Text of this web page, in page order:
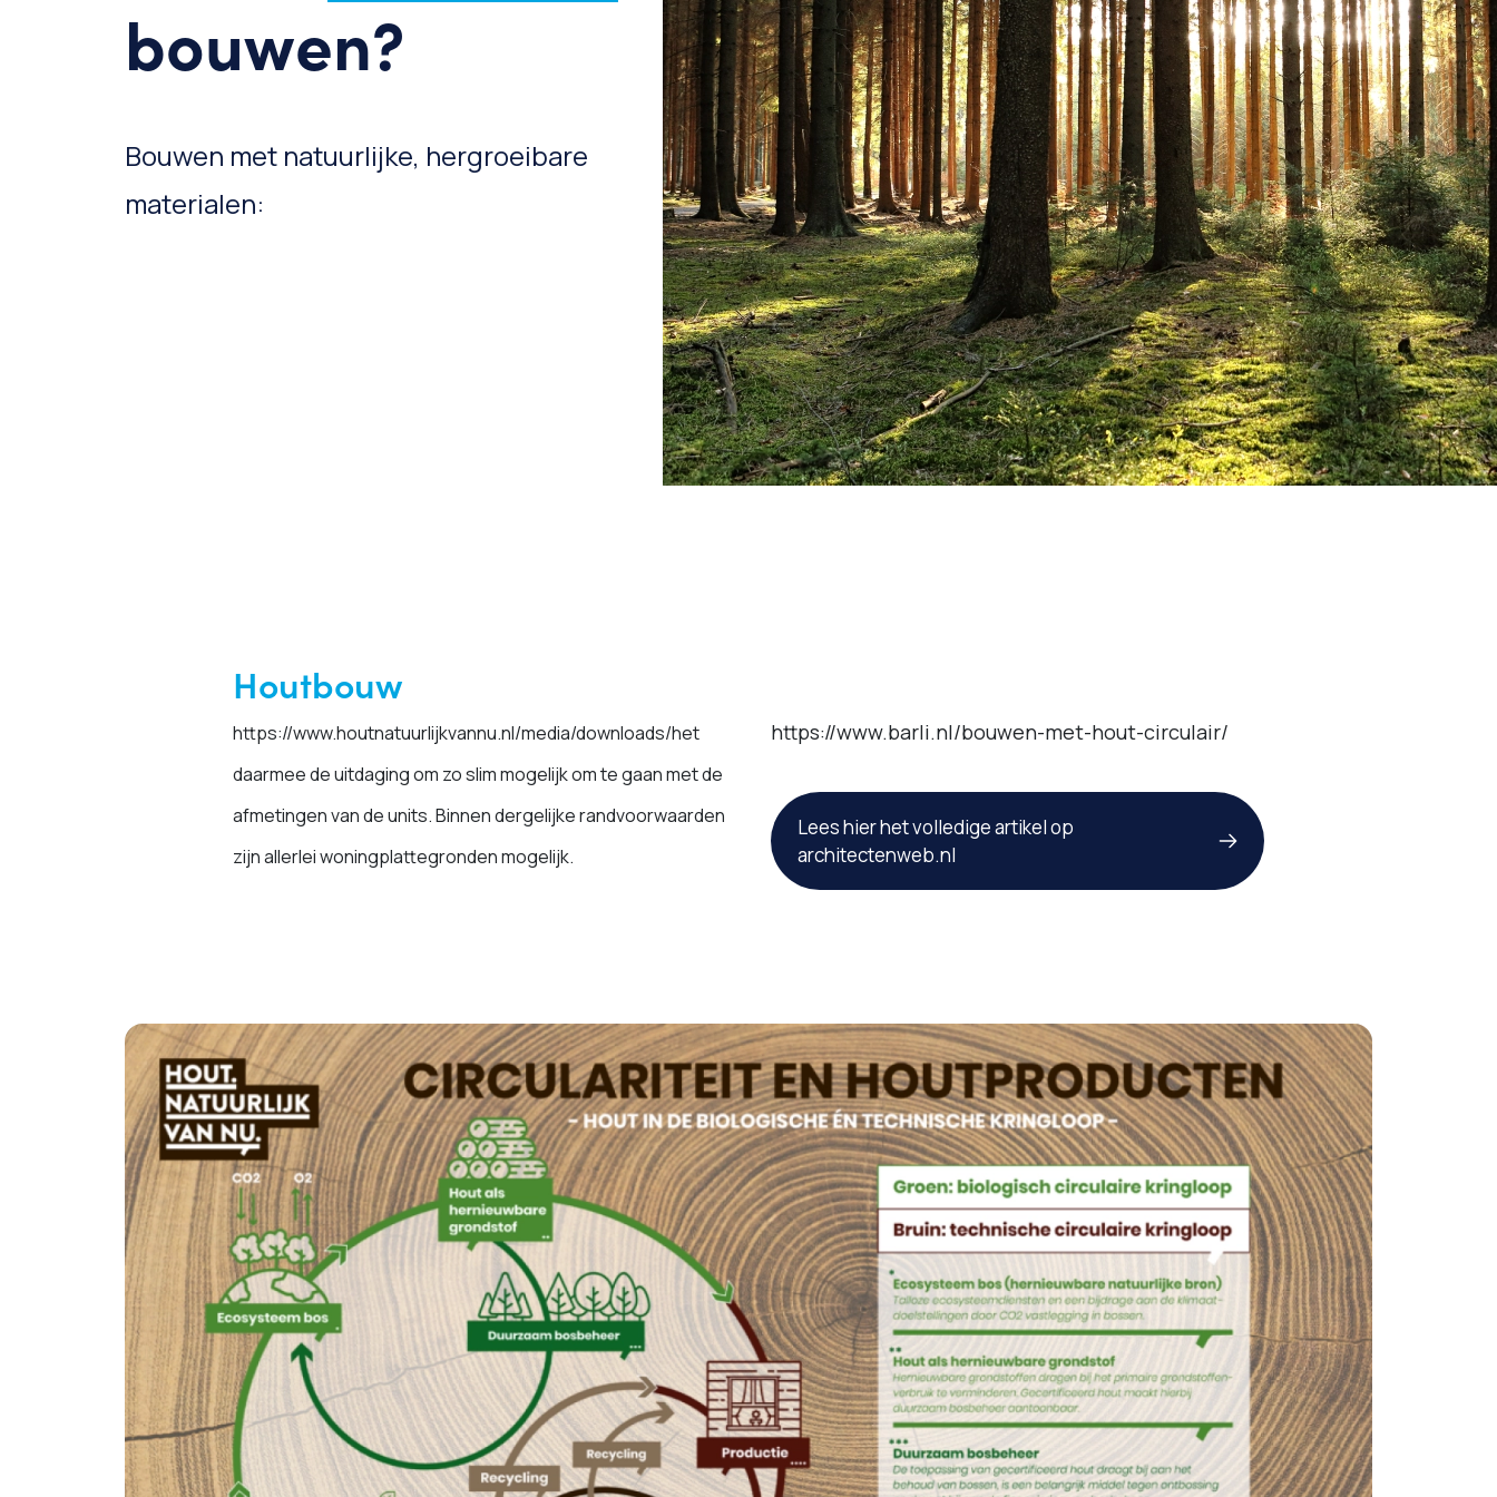
bouwen?
Bouwen met natuurlijke, hergroeibare
materialen:
Houtbouw
https://www.houtnatuurlijkvannu.nl/media/downloads/het
daarmee de uitdaging om zo slim mogelijk om te gaan met de
afmetingen van de units. Binnen dergelijke randvoorwaarden
zijn allerlei woningplattegronden mogelijk.
https://www.barli.nl/bouwen-met-hout-circulair/
Lees hier het volledige artikel op
architectenweb.nl